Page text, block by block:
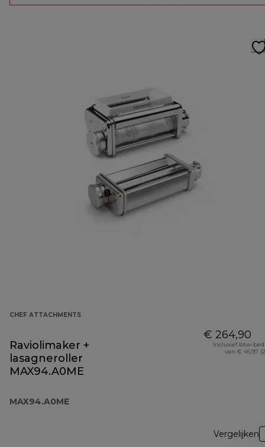
CHEF ATTACHMENTS
Raviolimaker +
lasagneroller
MAX94.A0ME
MAX94.A0ME
€ 264,90
Inclusief btw-
van € 45,97
Vergelijken